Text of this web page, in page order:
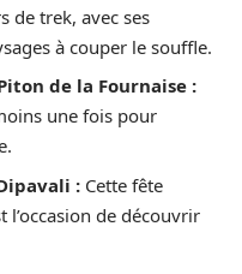
de trek, avec ses
à couper le souffle.
de la Fournaise :
une fois pour
: Cette fête
l’occasion de découvrir